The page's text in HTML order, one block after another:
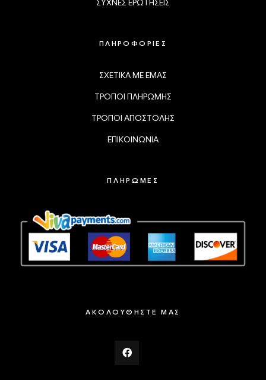
ΣΥΧΝΕΣ ΕΡΩΤΗΣΕΙΣ
ΠΛΗΡΟΦΟΡΙΕΣ
ΣΧΕΤΙΚΑ ΜΕ ΕΜΑΣ
ΤΡΟΠΟΙ ΠΛΗΡΩΜΗΣ
ΤΡΟΠΟΙ ΑΠΟΣΤΟΛΗΣ
ΕΠΙΚΟΙΝΩΝΙΑ
ΠΛΗΡΩΜΕΣ
ΑΚΟΛΟΥΘΗΣΤΕ ΜΑΣ